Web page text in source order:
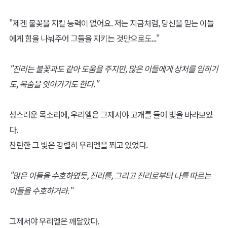
"제겐 불꽃을 지킬 능력이 없어요. 저는 지금처럼, 당신을 믿는 이들
에게 힘을 나눠주어 그들을 지키는 것만으로도..."
"진리는 불꽃과도 같아 도움을 주지만, 많은 이들에게 상처를 입히기
도, 목숨을 앗아가기도 한다."
성스러운 목소리에, 우리엘은 그제서야 고개를 들어 빛을 바라보았
다.
찬란한 그 빛은 강렬히 우리엘을 쬐고 있었다.
"많은 이들을 수호하였듯, 진리를, 그리고 진리로부터 나를 따르는
이들을 수호하거라."
그제서야 우리엘은 깨달았다.